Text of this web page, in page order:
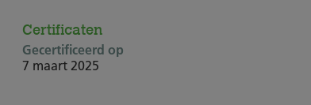
Certificaten
Gecertificeerd op
7 maart 2025